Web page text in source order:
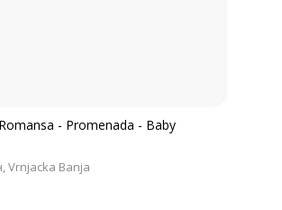
- Promenada - Baby
Vrnjacka Banja